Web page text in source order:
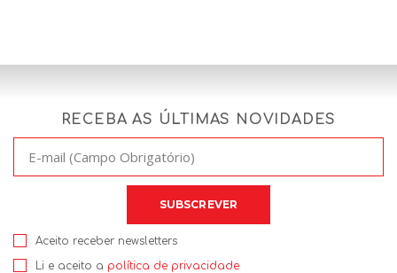
RECEBA AS ÚLTIMAS NOVIDADES
Aceito receber newsletters
Li e aceito a política de privacidade